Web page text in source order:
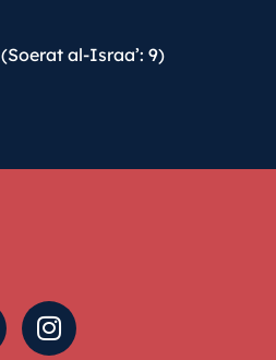
(Soerat al-Israa’: 9)